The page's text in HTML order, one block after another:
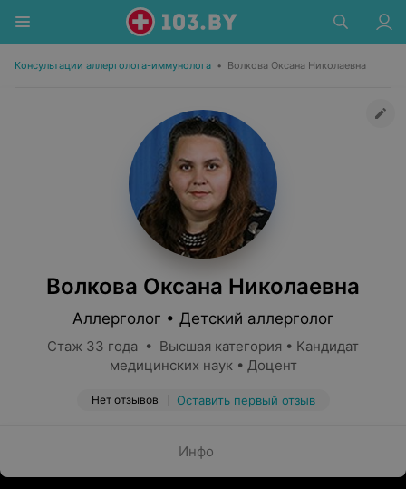
Консультации аллерголога-иммунолога • Волкова Оксана Николаевна
Волкова Оксана Николаевна
Аллерголог • Детский аллерголог
Стаж 33 года • Высшая категория • Кандидат
медицинских наук • Доцент
Нет отзывов Оставить первый отзыв
Инфо